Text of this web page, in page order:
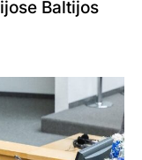
Baltijos